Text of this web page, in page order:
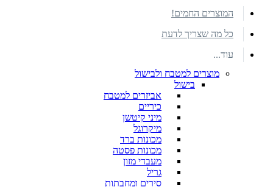
המוצרים החמים!
כל מה שצריך לדעת
עוד...
מוצרים למטבח ולבישול
בישול
אביזרים למטבח
כיריים
מיני קיטשן
מיקרוגל
מכונות ברד
מכונות פסטה
מעבדי מזון
גריל
סירים ומחבתות